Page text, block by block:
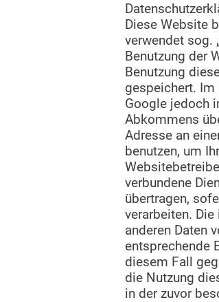
Diese Website
verwendet sog.
Benutzung der
Benutzung
gespeichert. Im
Google jedoch
Abkommens
Adresse an
benutzen, um
verbundene
übertragen,
verarbeiten.
anderen Daten
entsprechende
diesem Fall
die Nutzung
in der zuvor